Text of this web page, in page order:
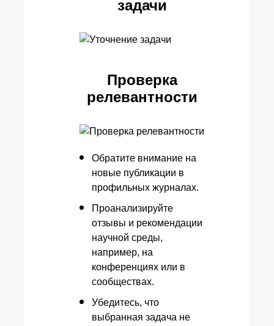
задачи
Проверка
релевантности
Обратите внимание на
новые публикации в
профильных журналах.
Проанализируйте
отзывы и рекомендации
научной среды,
например, на
конференциях или в
сообществах.
Убедитесь, что
выбранная задача не